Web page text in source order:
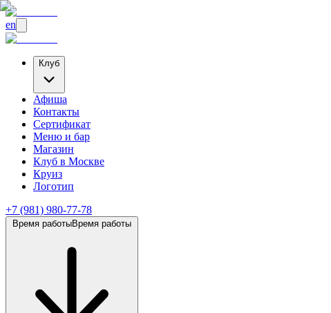
en
Клуб
Афиша
Контакты
Сертификат
Меню и бар
Магазин
Клуб в Москве
Круиз
Логотип
+7 (981) 980-77-78
Время работыВремя работы